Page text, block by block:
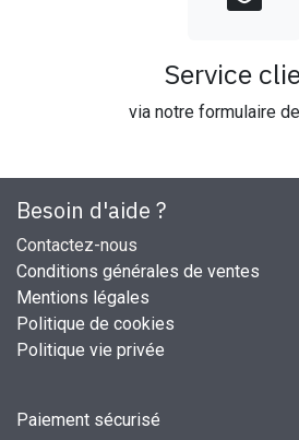
Service
via notre formulaire
Besoin d'aide ?
Contactez-nous
Conditions générales de ventes
Mentions légales
Politique de cookies
Politique vie privée
Paiement sécurisé